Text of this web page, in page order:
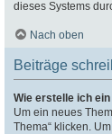
dieses Systems
Nach oben
Beiträge
Wie erstelle ich
Um ein neues
Thema“ klicken.